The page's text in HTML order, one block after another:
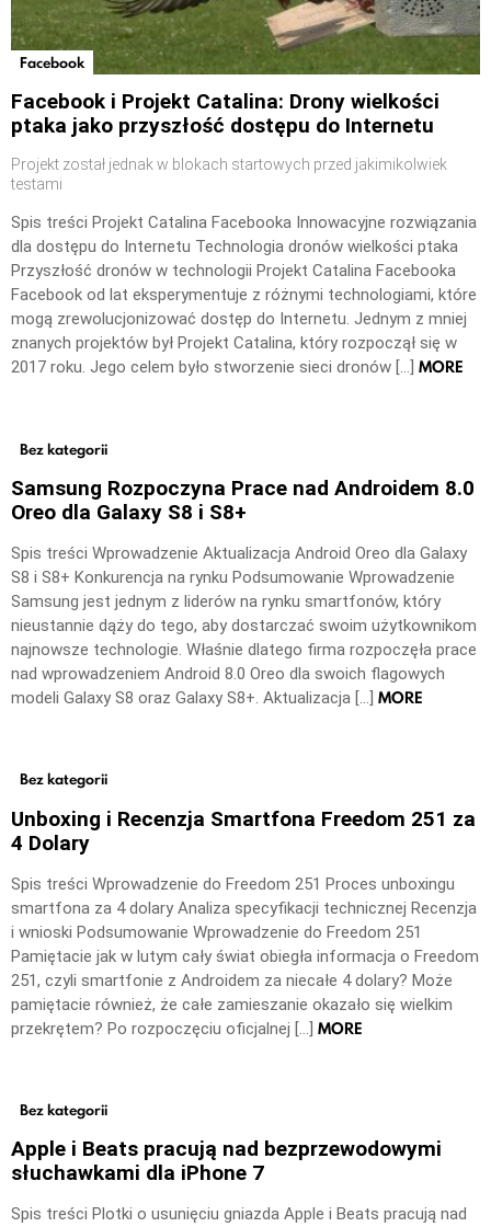
Facebook
Facebook i Projekt Catalina: Drony wielkości
ptaka jako przyszłość dostępu do Internetu
Projekt został jednak w blokach startowych przed jakimikolwiek
testami
Spis treści Projekt Catalina Facebooka Innowacyjne rozwiązania
dla dostępu do Internetu Technologia dronów wielkości ptaka
Przyszłość dronów w technologii Projekt Catalina Facebooka
Facebook od lat eksperymentuje z różnymi technologiami, które
mogą zrewolucjonizować dostęp do Internetu. Jednym z mniej
znanych projektów był Projekt Catalina, który rozpoczął się w
2017 roku. Jego celem było stworzenie sieci dronów […] MORE
Bez kategorii
Samsung Rozpoczyna Prace nad Androidem 8.0
Oreo dla Galaxy S8 i S8+
Spis treści Wprowadzenie Aktualizacja Android Oreo dla Galaxy
S8 i S8+ Konkurencja na rynku Podsumowanie Wprowadzenie
Samsung jest jednym z liderów na rynku smartfonów, który
nieustannie dąży do tego, aby dostarczać swoim użytkownikom
najnowsze technologie. Właśnie dlatego firma rozpoczęła prace
nad wprowadzeniem Android 8.0 Oreo dla swoich flagowych
modeli Galaxy S8 oraz Galaxy S8+. Aktualizacja […] MORE
Bez kategorii
Unboxing i Recenzja Smartfona Freedom 251 za
4 Dolary
Spis treści Wprowadzenie do Freedom 251 Proces unboxingu
smartfona za 4 dolary Analiza specyfikacji technicznej Recenzja
i wnioski Podsumowanie Wprowadzenie do Freedom 251
Pamiętacie jak w lutym cały świat obiegła informacja o Freedom
251, czyli smartfonie z Androidem za niecałe 4 dolary? Może
pamiętacie również, że całe zamieszanie okazało się wielkim
przekrętem? Po rozpoczęciu oficjalnej […] MORE
Bez kategorii
Apple i Beats pracują nad bezprzewodowymi
słuchawkami dla iPhone 7
Spis treści Plotki o usunięciu gniazda Apple i Beats pracują nad